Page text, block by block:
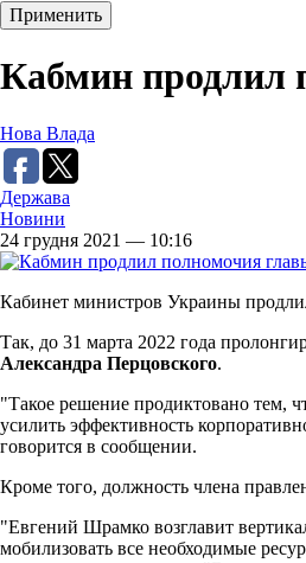
Кабмин продлил
Нова Влада
Держава
Новини
24 грудня 2021 — 10:16
Кабинет министров Украины
Так, до 31 марта 2022 года
Александра Перцовского.
"Такое решение продиктовано тем,
усилить эффективность
говорится в сообщении.
Кроме того, должность члена
"Евгений Шрамко возглавит
мобилизовать все необходимые